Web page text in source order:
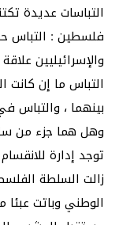
التباسات عديدة
فلسطين : التباس
والإسرائيليين
التباس ما إن كانت
بينهما ، والتباس
وهل هما جزء من
توجد إدارة
زالت السلطة
الوطني وباتت